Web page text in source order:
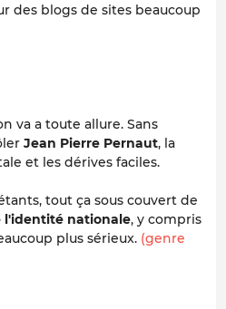
des blogs de sites beaucoup
va a toute allure. Sans
Jean Pierre Pernaut, la
et les dérives faciles.
tout ça sous couvert de
l'identité nationale, y compris
plus sérieux. (genre